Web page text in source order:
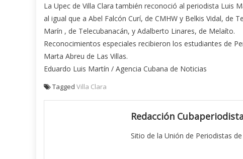
La Upec de Villa Clara también reconoció al periodista
al igual que a Abel Falcón Curí, de CMHW y Belkis Vidal, de
Marín , de Telecubanacán, y Adalberto Linares, de Melaíto.
Reconocimientos especiales recibieron los estudiantes de
Marta Abreu de Las Villas.
Eduardo Luis Martín / Agencia Cubana de Noticias
Tagged Villa Clara
Redacción
Sitio de la Unión de Periodistas de